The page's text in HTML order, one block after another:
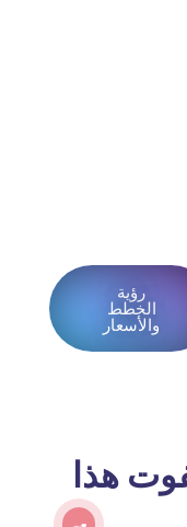
رؤية
الخطط
والأسعار
هذا